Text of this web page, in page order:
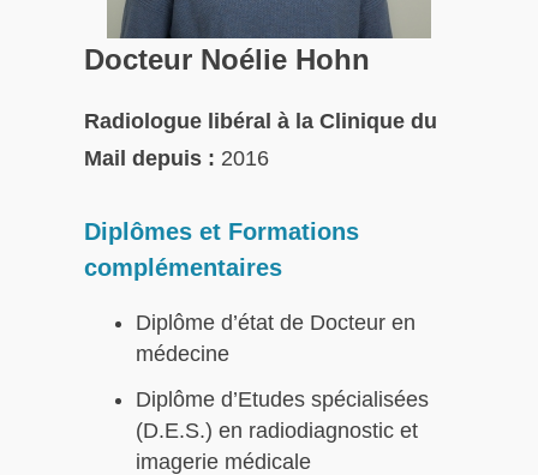
Docteur Noélie Hohn
Radiologue libéral à la Clinique du
Mail depuis : 2016
Diplômes et Formations
complémentaires
Diplôme d’état de Docteur en
médecine
Diplôme d’Etudes spécialisées
(D.E.S.) en radiodiagnostic et
imagerie médicale